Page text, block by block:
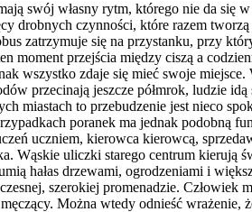
swój własny rytm, którego nie da się
drobnych czynności, które razem
zatrzymuje się na przystanku, przy
moment przejścia między ciszą a
wszystko zdaje się mieć swoje
przecinają jeszcze półmrok, ludzie
miastach to przebudzenie jest nieco
poranek ma jednak podobną
uczniem, kierowca kierowcą,
Wąskie uliczki starego centrum kierują
hałas drzewami, ogrodzeniami i
szerokiej promenadzie. Człowiek
Można wtedy odnieść wrażenie,